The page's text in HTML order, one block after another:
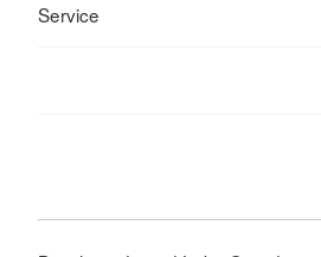
Service